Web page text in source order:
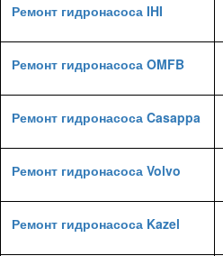
Ремонт гидронасоса IHI
Ремонт гидронасоса OMFB
Ремонт гидронасоса Casappa
Ремонт гидронасоса Volvo
Ремонт гидронасоса Kazel